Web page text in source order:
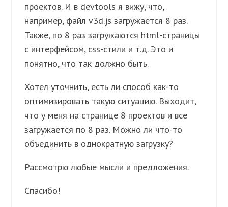
проектов. И в devtools я вижу, что,
например, файл v3d.js загружается 8 раз.
Также, по 8 раз загружаются html-страницы
с интерфейсом, css-стили и т.д. Это и
понятно, что так должно быть.
Хотел уточнить, есть ли способ как-то
оптимизировать такую ситуацию. Выходит,
что у меня на странице 8 проектов и все
загружается по 8 раз. Можно ли что-то
объединить в однократную загрузку?
Рассмотрю любые мысли и предложения.
Спасибо!